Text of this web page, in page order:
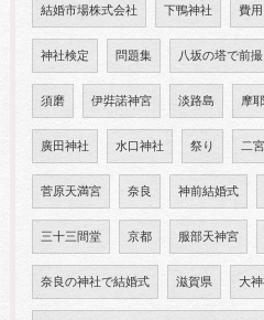
結婚市場株式会社 下鴨神社 費用
神社検定 問題集 八坂の塔で前撮
須磨 伊弉諾神宮 淡路島 摩
廣田神社 水口神社 祭り 二
菅原天満宮 奈良 神前結婚式
三十三間堂 京都 服部天神宮
奈良の神社で結婚式 滋賀県 大